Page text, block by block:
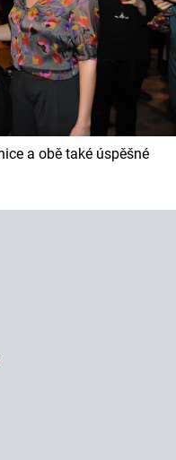
a obě také úspěšné